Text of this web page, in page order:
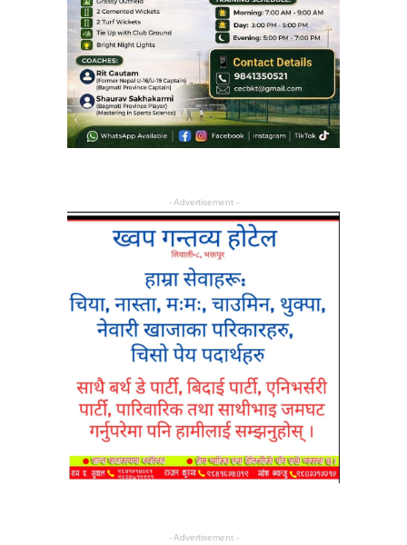
- Advertisement -
- Advertisement -